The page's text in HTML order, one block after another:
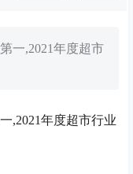
一,2021年度超市
,2021年度超市行业